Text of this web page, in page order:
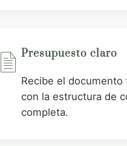
o
n
onPresupuesto claro
Recibe el documento
con la estructura de
completa.